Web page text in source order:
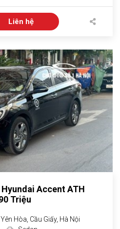
Liên hệ
Hyundai Accent ATH
Triệu
Hòa, Cầu Giấy, Hà Nội